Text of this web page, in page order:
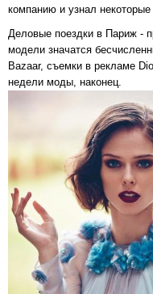
компанию и узнал некоторые
Деловые поездки в Париж -
модели значатся
Bazaar, съемки в рекламе
недели моды, наконец.